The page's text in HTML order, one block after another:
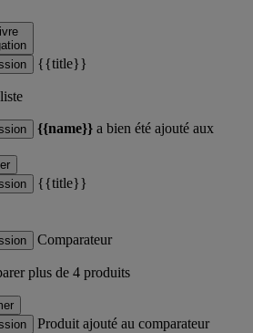
{{title}}
{{name}} a bien été ajouté aux
{{title}}
Comparateur
plus de 4 produits
Produit ajouté au comparateur